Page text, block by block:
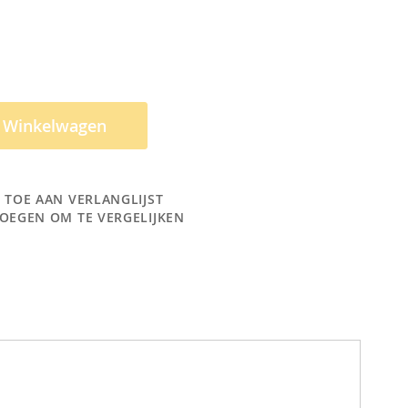
TOE AAN VERLANGLIJST
OM TE VERGELIJKEN
tandwielen te vervangen zonder dat daar
adapter en bijbehorende tandwiel te kopen.